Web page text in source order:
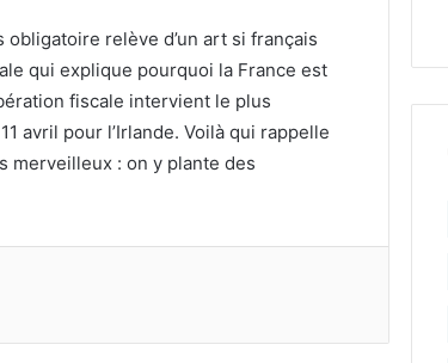
relève d’un art si français
qui explique pourquoi la France est
fiscale intervient le plus
avril pour l’Irlande. Voilà qui rappelle
merveilleux : on y plante des